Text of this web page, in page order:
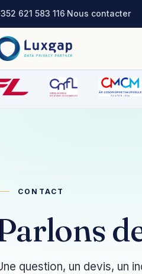
621 583 116·Nous contacter
CONTACT
question, un devis, un